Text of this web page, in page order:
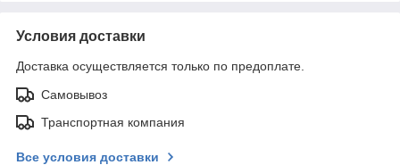
Условия доставки
Доставка осуществляется только по предоплате.
Самовывоз
Транспортная компания
Все условия доставки